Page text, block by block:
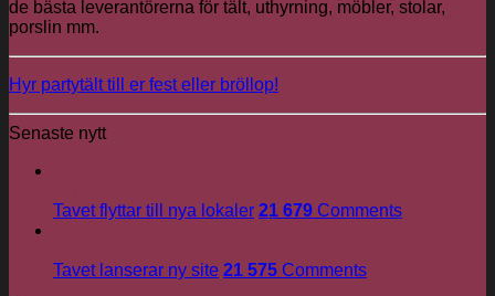
de bästa leverantörerna för tält, uthyrning, möbler, stolar,
porslin mm.
Hyr partytält till er fest eller bröllop!
Senaste nytt
Tavet flyttar till nya lokaler 21 679 Comments
Tavet lanserar ny site 21 575 Comments